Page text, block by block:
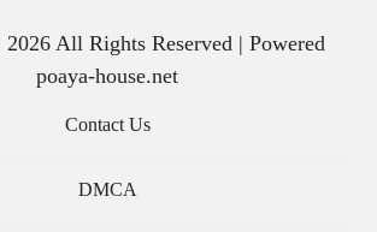
All Rights Reserved | Powered
poaya-house.net
Contact Us
DMCA